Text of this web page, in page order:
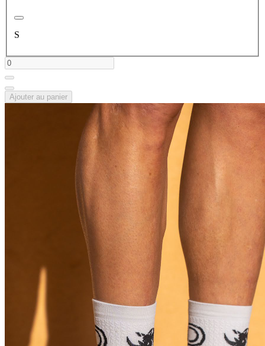
S
Ajouter au panier